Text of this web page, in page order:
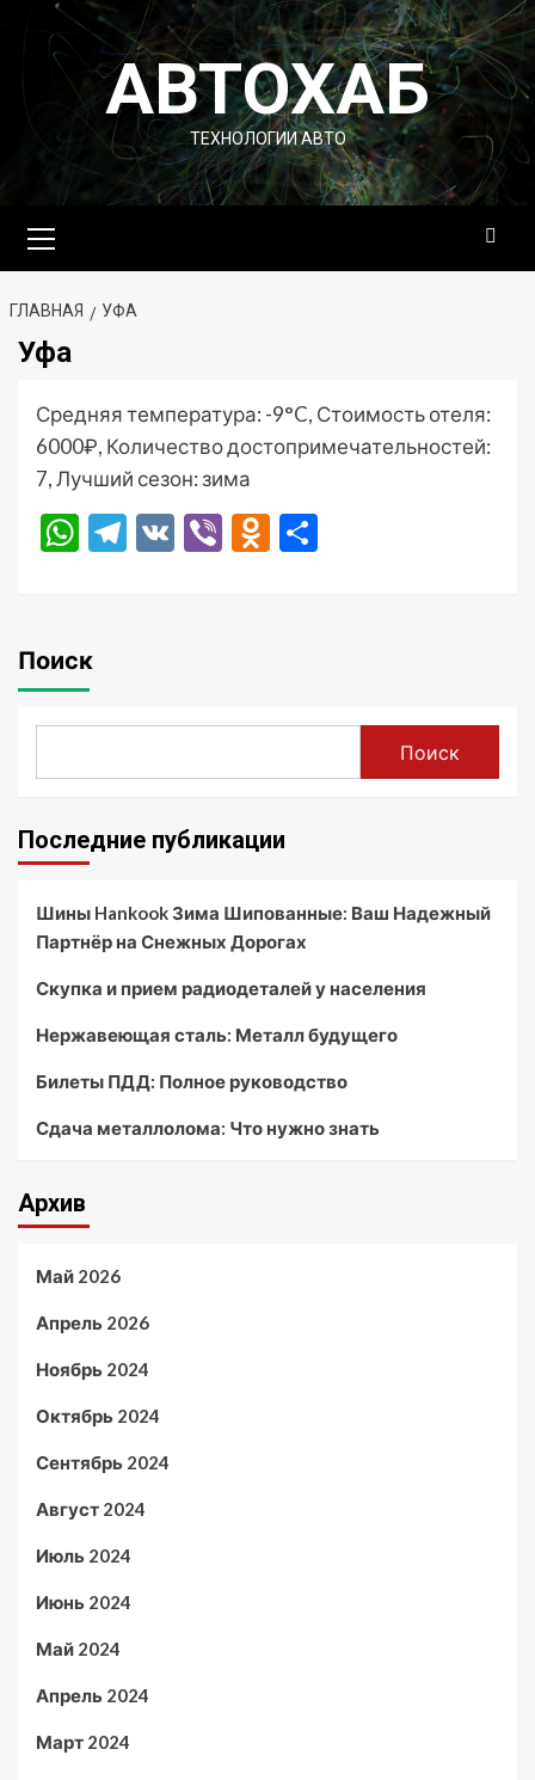
Перейти
содержимомуАВТОХАБ
ТЕХНОЛОГИИ АВТО
меню
ГЛАВНАЯ УФА
Уфа
Средняя температура: -9°C, Стоимость отеля:
6000₽, Количество достопримечательностей:
7, Лучший сезон: зима
WhatsApp
Telegram
VK ViberOdnoklassniki
Поиск
Поиск
Последние публикации
Шины Hankook Зима Шипованные: Ваш Надежный
Партнёр на Снежных Дорогах
Скупка и прием радиодеталей у населения
Нержавеющая сталь: Металл будущего
Билеты ПДД: Полное руководство
Сдача металлолома: Что нужно знать
Архив
Май 2026
Апрель 2026
Ноябрь 2024
Октябрь 2024
Сентябрь 2024
Август 2024
Июль 2024
Июнь 2024
Май 2024
Апрель 2024
Март 2024